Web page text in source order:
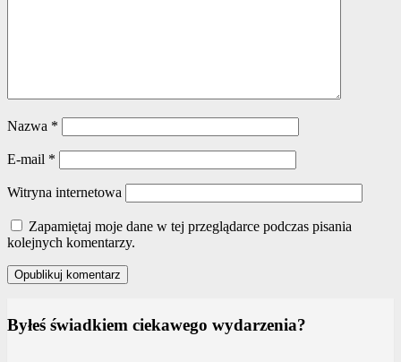
Nazwa *
E-mail *
Witryna internetowa
Zapamiętaj moje dane w tej przeglądarce podczas pisania
kolejnych komentarzy.
Byłeś świadkiem ciekawego wydarzenia?